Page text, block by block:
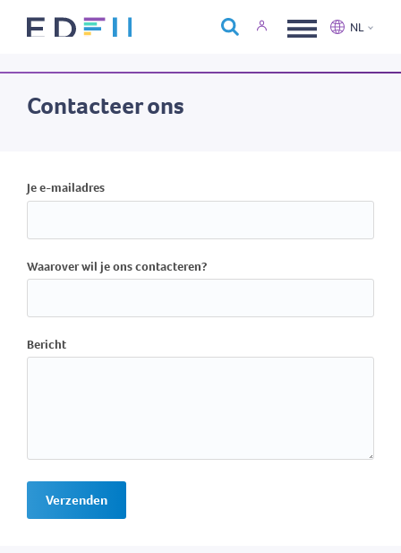
Over Edfin
NL
Contacteer ons
Je e-mailadres
Waarover wil je ons contacteren?
Bericht
Verzenden